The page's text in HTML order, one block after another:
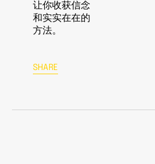
让你收获信念
和实实在在的
方法。
SHARE